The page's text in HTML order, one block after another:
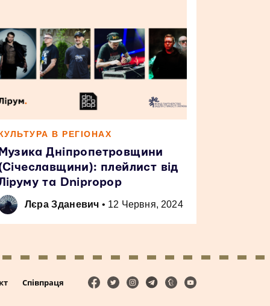
В РЕГІОНАХ
Музика Дніпропетровщини
плейлист від
та Dnipropop
Лєра Зданевич • 12 Червня, 2024
Співпраця